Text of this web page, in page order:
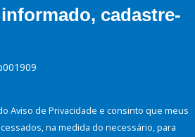
cadastre-
Aviso de Privacidade e consinto que meus
na medida do necessário, para